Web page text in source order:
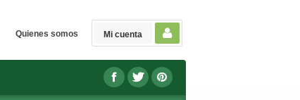
Mi cuenta
Quienes somos